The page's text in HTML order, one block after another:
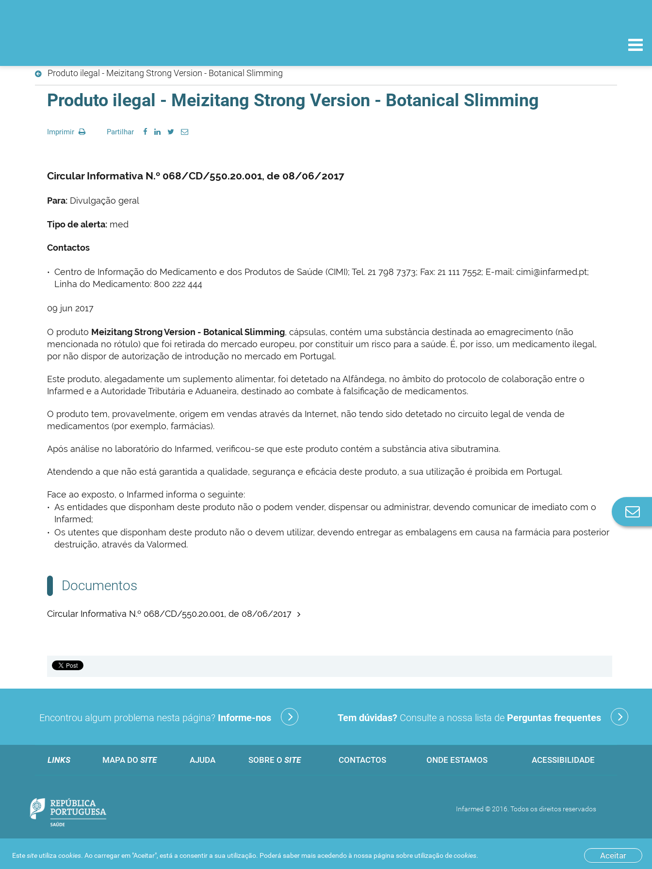
Produto ilegal - Meizitang Strong Version - Botanical Slimming
Produto ilegal - Meizitang Strong Version - Botanical Slimming
Imprimir Partilhar
Circular Informativa N.º 068/CD/550.20.001, de 08/06/2017
Para: Divulgação geral
Tipo de alerta: med
Contactos
Centro de Informação do Medicamento e dos Produtos de Saúde (CIMI); Tel. 21 798 7373; Fax: 21 111 7552; E-mail: cimi@infarmed.pt;
Linha do Medicamento: 800 222 444
09 jun 2017
O produto Meizitang Strong Version - Botanical Slimming, cápsulas, contém uma substância destinada ao emagrecimento (não
mencionada no rótulo) que foi retirada do mercado europeu, por constituir um risco para a saúde. É, por isso, um medicamento ilegal,
por não dispor de autorização de introdução no mercado em Portugal.
Este produto, alegadamente um suplemento alimentar, foi detetado na Alfândega, no âmbito do protocolo de colaboração entre o
Infarmed e a Autoridade Tributária e Aduaneira, destinado ao combate à falsificação de medicamentos.
O produto tem, provavelmente, origem em vendas através da Internet, não tendo sido detetado no circuito legal de venda de
medicamentos (por exemplo, farmácias).
Após análise no laboratório do Infarmed, verificou-se que este produto contém a substância ativa sibutramina.
Atendendo a que não está garantida a qualidade, segurança e eficácia deste produto, a sua utilização é proibida em Portugal.
Face ao exposto, o Infarmed informa o seguinte:
As entidades que disponham deste produto não o podem vender, dispensar ou administrar, devendo comunicar de imediato com o
Infarmed;
Os utentes que disponham deste produto não o devem utilizar, devendo entregar as embalagens em causa na farmácia para posterior
destruição, através da Valormed.
Documentos
Circular Informativa N.º 068/CD/550.20.001, de 08/06/2017
Aceitar
Estesite utiliza cookies. Ao carregar em "Aceitar", está a consentir a sua utilização. Poderá saber mais acedendo à nossa página sobre utilização decookies.
Encontrou algum problema nesta página? Informe-nos Tem dúvidas? Consulte a nossa lista de Perguntas frequentes
LINKS MAPA DO SITE AJUDA SOBRE O SITE CONTACTOS ONDE ESTAMOS ACESSIBILIDADE
Infarmed © 2016. Todos os direitos reservados